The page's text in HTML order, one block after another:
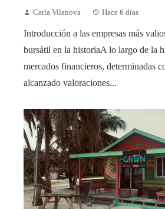
Carla Vilanova Hace 6 días
Introducción a las empresas más
bursátil en la historiaA lo largo de la
mercados financieros, determinadas
alcanzado valoraciones...